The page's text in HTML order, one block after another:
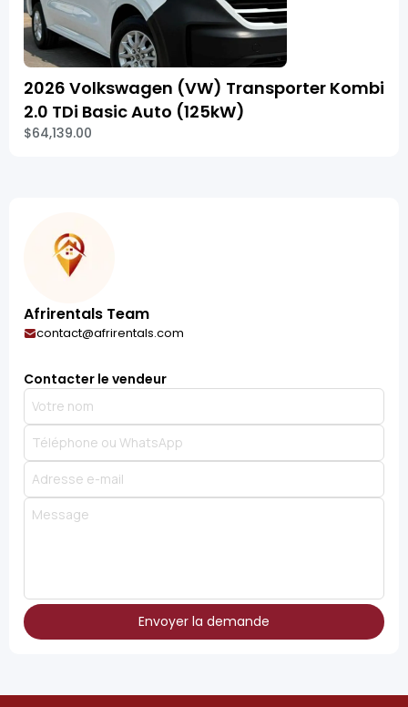
2026 Volkswagen (VW) Transporter Kombi
2.0 TDi Basic Auto (125kW)
$64,139.00
Afrirentals Team
contact@afrirentals.com
Contacter le vendeur
Envoyer la demande